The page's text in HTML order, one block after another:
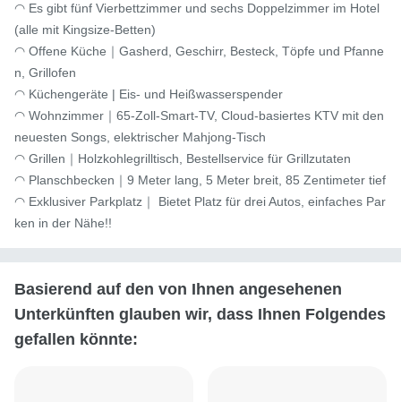
◠ Es gibt fünf Vierbettzimmer und sechs Doppelzimmer im Hotel
(alle mit Kingsize-Betten)
◠ Offene Küche｜Gasherd, Geschirr, Besteck, Töpfe und Pfanne
n, Grillofen
◠ Küchengeräte | Eis- und Heißwasserspender
◠ Wohnzimmer｜65-Zoll-Smart-TV, Cloud-basiertes KTV mit den
neuesten Songs, elektrischer Mahjong-Tisch
◠ Grillen｜Holzkohlegrilltisch, Bestellservice für Grillzutaten
◠ Planschbecken｜9 Meter lang, 5 Meter breit, 85 Zentimeter tief
◠ Exklusiver Parkplatz｜ Bietet Platz für drei Autos, einfaches Par
ken in der Nähe!!
Basierend auf den von Ihnen angesehenen
Unterkünften glauben wir, dass Ihnen Folgendes
gefallen könnte: